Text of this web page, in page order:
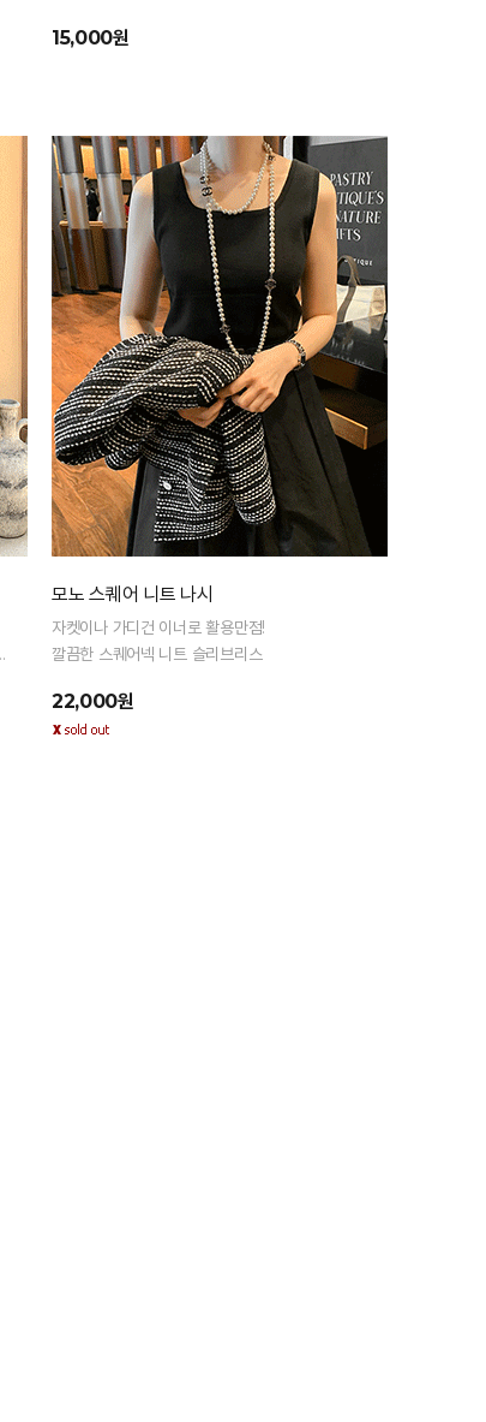
15,000원
모노 스퀘어 니트 나시
자켓이나 가디건 이너로 활용만점!
깔끔한 스퀘어넥 니트 슬리브리스
22,000원